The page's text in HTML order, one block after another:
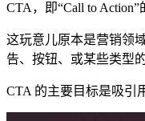
CTA，即“Call to
这玩意儿原本是营销领
告、按钮、或某些类型
CTA 的主要目标是吸引